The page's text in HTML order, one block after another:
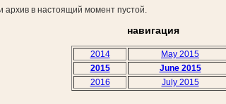
в настоящий момент пустой.
навигация
2014
May 2015
2015
June 2015
2016
July 2015